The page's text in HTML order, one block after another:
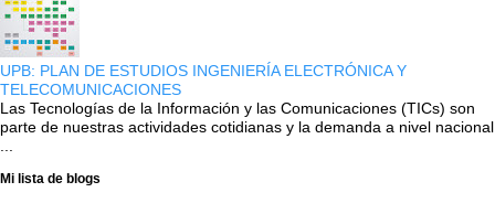
UPB: PLAN DE ESTUDIOS INGENIERÍA ELECTRÓNICA Y
TELECOMUNICACIONES
Las Tecnologías de la Información y las Comunicaciones (TICs) son
parte de nuestras actividades cotidianas y la demanda a nivel nacional
Mi lista de blogs